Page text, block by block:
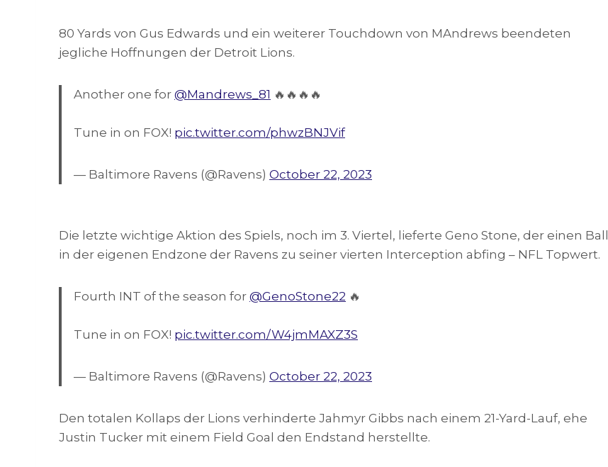
80 Yards von Gus Edwards und ein weiterer Touchdown von MAndrews beendeten
jegliche Hoffnungen der Detroit Lions.
Another one for @Mandrews_81 🔥🔥🔥🔥
Tune in on FOX! pic.twitter.com/phwzBNJVif
— Baltimore Ravens (@Ravens) October 22, 2023
Die letzte wichtige Aktion des Spiels, noch im 3. Viertel, lieferte Geno Stone, der einen Ball
in der eigenen Endzone der Ravens zu seiner vierten Interception abfing – NFL Topwert.
Fourth INT of the season for @GenoStone22 🔥
Tune in on FOX! pic.twitter.com/W4jmMAXZ3S
— Baltimore Ravens (@Ravens) October 22, 2023
Den totalen Kollaps der Lions verhinderte Jahmyr Gibbs nach einem 21-Yard-Lauf, ehe
Justin Tucker mit einem Field Goal den Endstand herstellte.